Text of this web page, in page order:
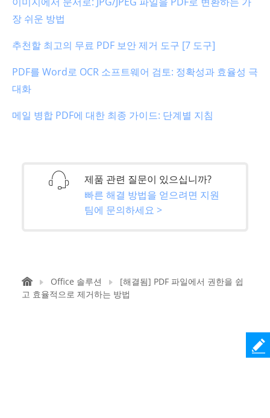
장 쉬운 방법
추천할 최고의 무료 PDF 보안 제거 도구 [7 도구]
PDF를 Word로 OCR 소프트웨어 검토: 정확성과 효율성 극
대화
메일 병합 PDF에 대한 최종 가이드: 단계별 지침
제품 관련 질문이 있으십니까?
빠른 해결 방법을 얻으려면 지원
팀에 문의하세요 >
Office 솔루션
[해결됨] PDF 파일에서 권한을 쉽
고 효율적으로 제거하는 방법